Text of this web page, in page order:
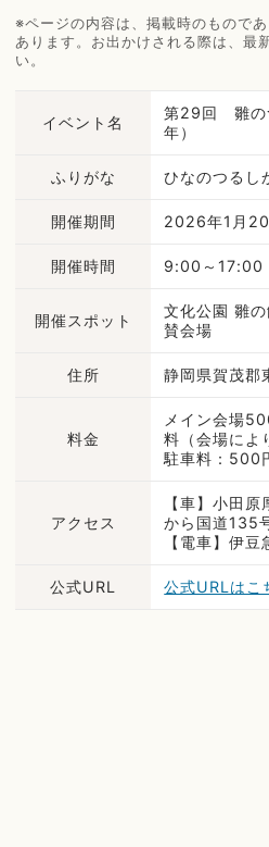
※ページの内容は、掲載時のもので
あります。お出かけされる際は、最
い。
イベント名
第29回 雛の
年）
ふりがな ひなのつるし
開催期間 2026年1月
開催時間 9:00～17:00
開催スポット
文化公園 雛
賛会場
住所 静岡県賀茂郡
料金
メイン会場
料（会場によ
駐車料：500
アクセス
【車】小田
から国道135
【電車】伊
公式URL 公式URLはこ